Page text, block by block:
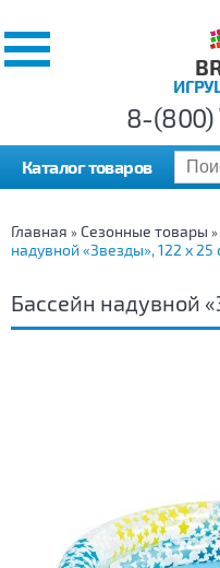
8-(800)
Каталог товаров
Главная » Сезонные товары »
надувной «Звезды», 122 х 25
Бассейн надувной